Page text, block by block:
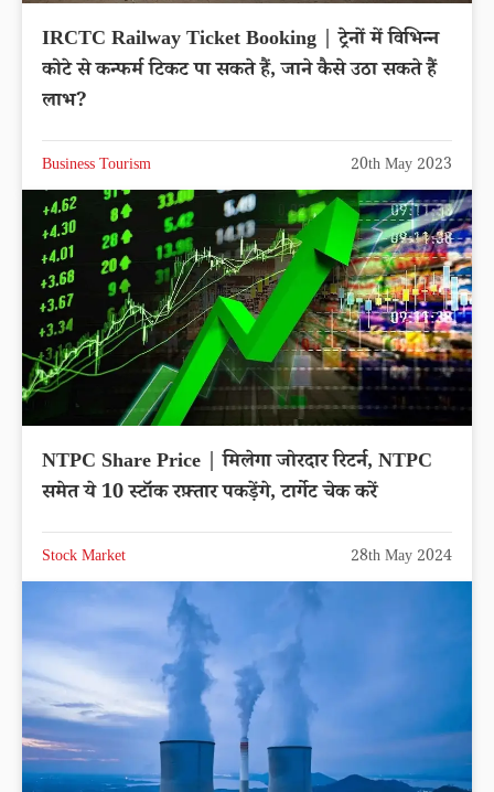
IRCTC Railway Ticket Booking | ट्रेनों में विभिन्न
कोटे से कन्फर्म टिकट पा सकते हैं, जाने कैसे उठा सकते हैं
लाभ?
Business Tourism 20th May 2023
NTPC Share Price | मिलेगा जोरदार रिटर्न, NTPC
समेत ये 10 स्टॉक रफ़्तार पकड़ेंगे, टार्गेट चेक करें
Stock Market 28th May 2024